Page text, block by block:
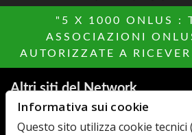
"5 X 1000 ONLUS :
ASSOCIAZIONI
AUTORIZZATE A
Altri siti del Network
Agenzie Immobiliari
AdCapital
Informativa sui cookie
Questo sito utilizza cookie tecnici